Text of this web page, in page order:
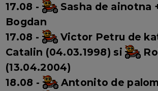
17.08 -
Sasha de ainotna
Bogdan
17.08 -
Victor Petru de
Catalin (04.03.1998) si
(13.04.2004)
18.08 -
Antonito de